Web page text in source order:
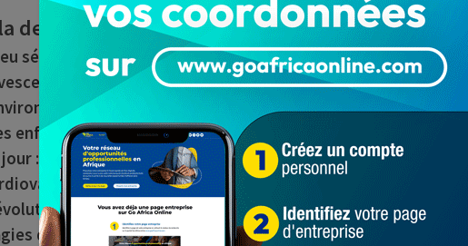
dengue ?
sévère et évolue spontanément vers la guérison : les
de la fièvre et le malade récupère sans séquelle,
une semaine.
enfants de moins de 15 ans, la dengue peut évoluer vers
jour : la température s’effondre, mais l’état du patient
et troubles hémorragiques graves.
sont des douleurs abdominales et des
des muqueuses, une léthargie, une augmentation de la